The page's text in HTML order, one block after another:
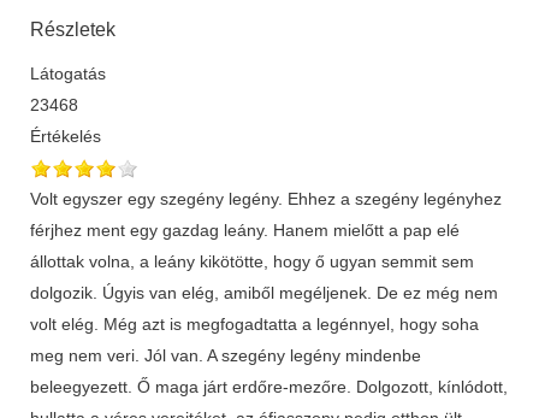
Részletek
Látogatás
23468
Értékelés
Volt egyszer egy szegény legény. Ehhez a szegény legényhez
férjhez ment egy gazdag leány. Hanem mielőtt a pap elé
állottak volna, a leány kikötötte, hogy ő ugyan semmit sem
dolgozik. Úgyis van elég, amiből megéljenek. De ez még nem
volt elég. Még azt is megfogadtatta a legénnyel, hogy soha
meg nem veri. Jól van. A szegény legény mindenbe
beleegyezett. Ő maga járt erdőre-mezőre. Dolgozott, kínlódott,